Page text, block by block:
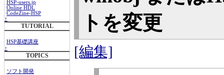
HSP-users.jp
Online HDL
CodeZine-HSP
↑
TUTORIAL
HSP基礎講座
↑
TOPICS
ソフト開発
トを変更
[編集]